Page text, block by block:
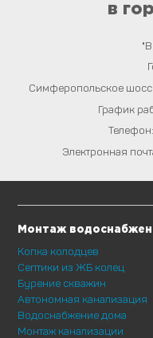
в
Симферопольское
График
Телефон:
Электронная
Монтаж
Копка колодцев
Септики из ЖБ колец
Бурение скважин
Автономная канализация
Водоснабжение дома
Монтаж канализации